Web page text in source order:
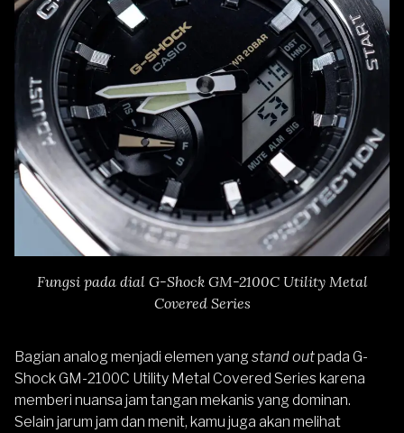
Fungsi pada dial G-Shock GM-2100C Utility Metal
Covered Series
Bagian analog menjadi elemen yang stand outpada G-
Shock GM-2100C Utility Metal Covered Series karena
memberi nuansa jam tangan mekanis yang dominan.
Selain jarum jam dan menit, kamu juga akan melihat